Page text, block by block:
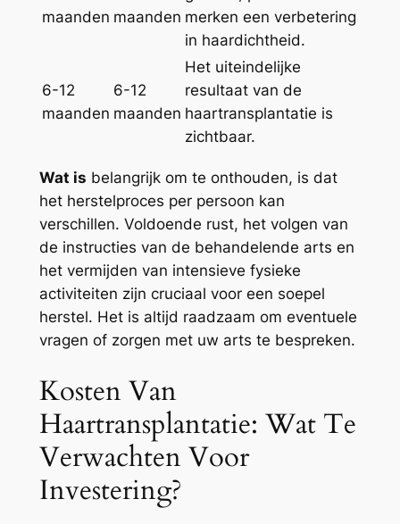
maanden maanden merken een verbetering
in haardichtheid.
6-12
maanden
6-12
maanden
Het uiteindelijke
resultaat van de
haartransplantatie is
zichtbaar.
Wat is belangrijk om te onthouden, is dat
het herstelproces per persoon kan
verschillen. Voldoende rust, het volgen van
de instructies van de behandelende arts en
het vermijden van intensieve fysieke
activiteiten zijn cruciaal voor een soepel
herstel. Het is altijd raadzaam om eventuele
vragen of zorgen met uw arts te bespreken.
Kosten Van
Haartransplantatie: Wat Te
Verwachten Voor
Investering?